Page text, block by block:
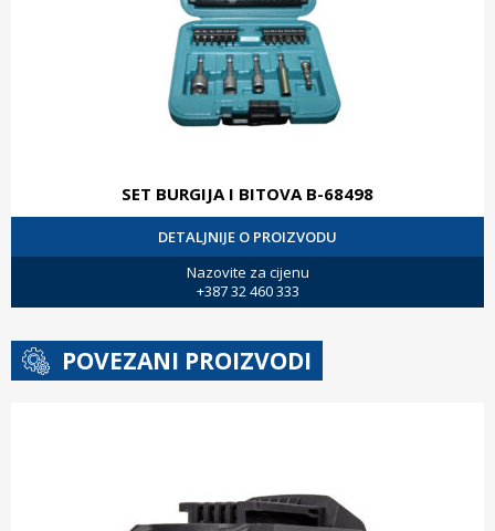
SET BURGIJA I BITOVA B-68498
DETALJNIJE O PROIZVODU
Nazovite za cijenu
+387 32 460 333
POVEZANI PROIZVODI